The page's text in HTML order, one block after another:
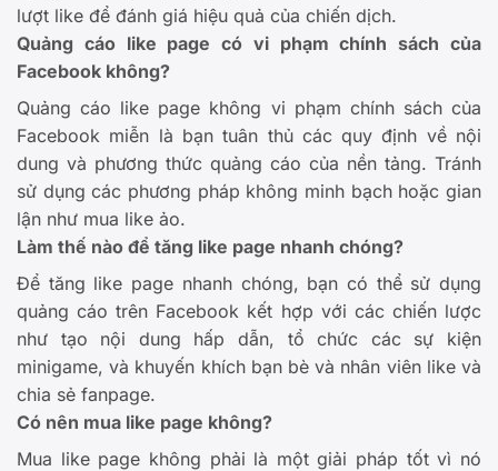
lượt like để đánh giá hiệu quả của chiến dịch.
Quảng cáo like page có vi phạm chính sách của
Facebook không?
Quảng cáo like page không vi phạm chính sách của
Facebook miễn là bạn tuân thủ các quy định về nội
dung và phương thức quảng cáo của nền tảng. Tránh
sử dụng các phương pháp không minh bạch hoặc gian
lận như mua like ảo.
Làm thế nào để tăng like page nhanh chóng?
Để tăng like page nhanh chóng, bạn có thể sử dụng
quảng cáo trên Facebook kết hợp với các chiến lược
như tạo nội dung hấp dẫn, tổ chức các sự kiện
minigame, và khuyến khích bạn bè và nhân viên like và
chia sẻ fanpage.
Có nên mua like page không?
Mua like page không phải là một giải pháp tốt vì nó